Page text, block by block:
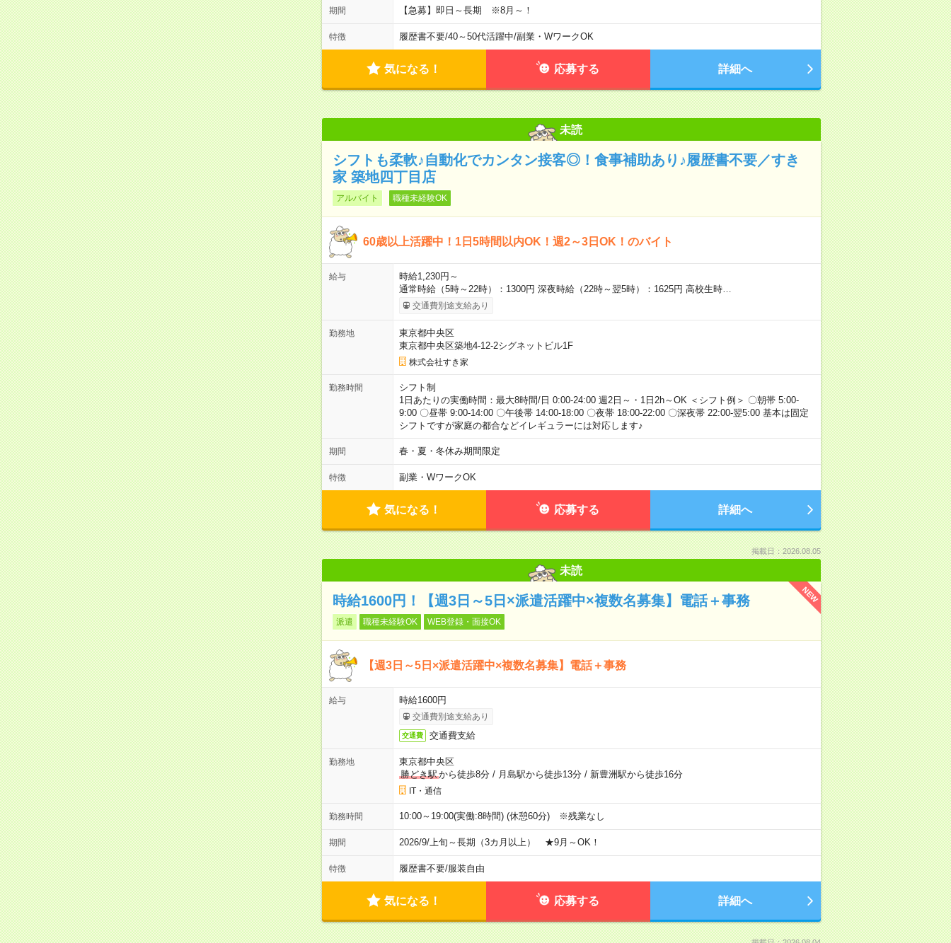
期間 【急募】即日～長期 ※8月～！
特徴 履歴書不要/40～50代活躍中/副業・WワークOK
気になる！ 応募する 詳細へ
未読
シフトも柔軟♪自動化でカンタン接客◎！食事補助あり♪履歴書不要／すき
家 築地四丁目店
アルバイト 職種未経験OK
60歳以上活躍中！1日5時間以内OK！週2～3日OK！のバイト
給与
時給1,230円～
通常時給（5時～22時）：1300円 深夜時給（22時～翌5時）：1625円 高校生時…
交通費別途支給あり
勤務地
東京都中央区
東京都中央区築地4-12-2シグネットビル1F
株式会社すき家
勤務時間
シフト制
1日あたりの実働時間：最大8時間/日 0:00-24:00 週2日～・1日2h～OK ＜シフト例＞ 〇朝帯 5:00-
9:00 〇昼帯 9:00-14:00 〇午後帯 14:00-18:00 〇夜帯 18:00-22:00 〇深夜帯 22:00-翌5:00 基本は固定
シフトですが家庭の都合などイレギュラーには対応します♪
期間 春・夏・冬休み期間限定
特徴 副業・WワークOK
気になる！ 応募する 詳細へ
掲載日：2026.08.05
未読
NEW
時給1600円！【週3日～5日×派遣活躍中×複数名募集】電話＋事務
派遣 職種未経験OK WEB登録・面接OK
【週3日～5日×派遣活躍中×複数名募集】電話＋事務
給与 時給1600円
交通費別途支給あり
交通費 交通費支給
勤務地
東京都中央区
勝どき駅から徒歩8分/ 月島駅から徒歩13分/ 新豊洲駅から徒歩16分
IT・通信
勤務時間 10:00～19:00(実働:8時間) (休憩60分) ※残業なし
期間 2026/9/上旬～長期（3カ月以上） ★9月～OK！
特徴 履歴書不要/服装自由
気になる！ 応募する 詳細へ